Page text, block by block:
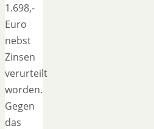
1.698,-
Euro
nebst
Zinsen
verurteilt
worden.
Gegen
das